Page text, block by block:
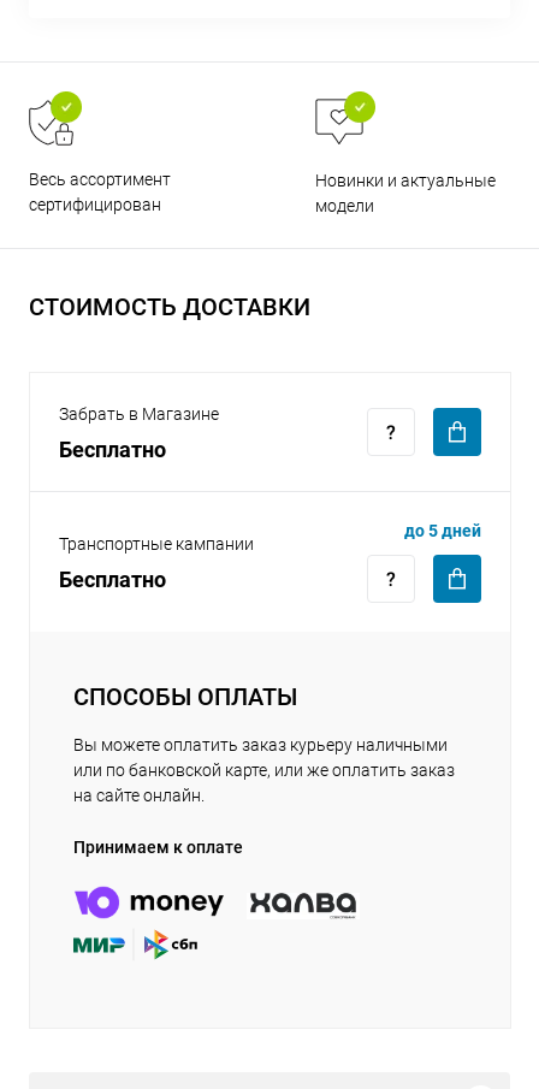
Весь ассортимент
сертифицирован
Новинки и актуальные
модели
СТОИМОСТЬ ДОСТАВКИ
Забрать в Магазине
Бесплатно
Транспортные кампании
Бесплатно
до 5 дней
СПОСОБЫ ОПЛАТЫ
Вы можете оплатить заказ курьеру наличными
или по банковской карте, или же оплатить заказ
на сайте онлайн.
Принимаем к оплате